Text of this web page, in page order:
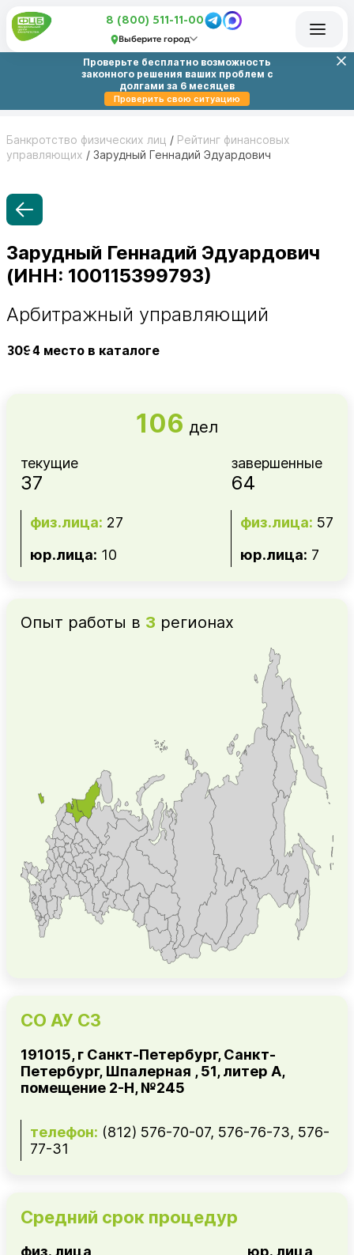
8 (800) 511-11-00
Выберите город
Проверьте бесплатно возможность
законного решения ваших проблем с
долгами за 6 месяцев
Проверить свою ситуацию
Банкротство физических лиц / Рейтинг финансовых
управляющих / Зарудный Геннадий Эдуардович
Зарудный Геннадий Эдуардович
(ИНН: 100115399793)
Арбитражный управляющий
3094 место в каталоге
106 дел
текущие
37
физ.лица: 27
юр.лица: 10
завершенные
64
физ.лица: 57
юр.лица: 7
Опыт работы в 3 регионах
СО АУ СЗ
191015, г Санкт-Петербург, Санкт-
Петербург, Шпалерная , 51, литер А,
помещение 2-Н, №245
телефон: (812) 576-70-07, 576-76-73, 576-
77-31
Средний срок процедур
физ. лица
юр. лица